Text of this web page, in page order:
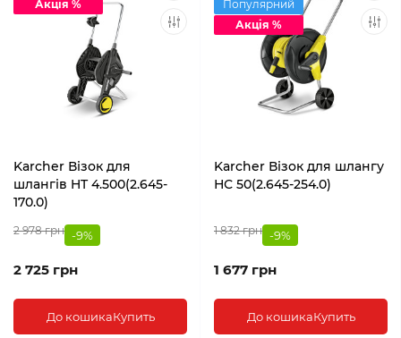
Акція %
Karcher Візок для
шлангів HT 4.500(2.645-
170.0)
2 978 грн -9%
2 725 грн
До кошикаКупить
Популярний
Акція %
Karcher Візок для шлангу
НС 50(2.645-254.0)
1 832 грн -9%
1 677 грн
До кошикаКупить